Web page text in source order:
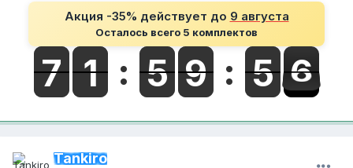
Акция -35% действует до 9 августа
Осталось всего 5 комплектов
Tankiro